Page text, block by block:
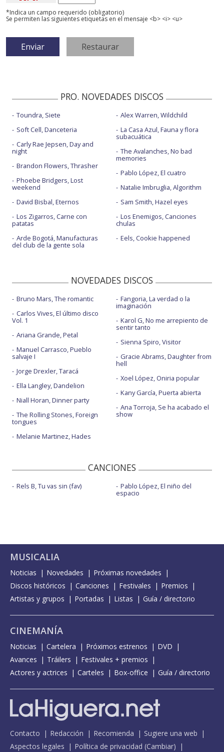
*Indica un campo requerido (obligatorio)
Se permiten las siguientes etiquetas en el mensaje <b> <i> <u>
PRO. NOVEDADES DISCOS
Toundra, Siete
Soft Cell, Danceteria
Carly Rae Jepsen, Day and
night
Brandon Flowers, Thrasher
Phoebe Bridgers, Lost
weekend
David Bisbal, Eternos
Los Zigarros, Carne con
patatas
Arde Bogotá, Manufacturas
del club de la gente sola
Alex Warren, Wildchild
La Casa Azul, Fauna y flora
subacuática
The Avalanches, No bad
memories
Pablo López, El cuatro
Natalie Imbruglia, Algorithm
Sam Smith, Hazel eyes
Los Enemigos, Canciones
chulas
Eels, Cookie happened
NOVEDADES DISCOS
Bruno Mars, The romantic
Carlos Vives, El último disco
Vol. 1
Ariana Grande, Petal
Manuel Carrasco, Pueblo
salvaje I
Jorge Drexler, Taracá
Ella Langley, Dandelion
Niall Horan, Dinner party
The Rolling Stones, Foreign
tongues
Melanie Martinez, Hades
Fangoria, La verdad o la
imaginación
Karol G, No me arrepiento de
sentir tanto
Sienna Spiro, Visitor
Gracie Abrams, Daughter from
hell
Xoel López, Oniria popular
Kany García, Puerta abierta
Ana Torroja, Se ha acabado el
show
CANCIONES
Rels B, Tu vas sin (fav) Pablo López, El niño del
espacio
MUSICALIA
Noticias Novedades
Próximas novedades
Discos históricos
Canciones Festivales
Premios
Artistas y grupos
Portadas Listas Guía / directorio
CINEMANÍA
Noticias Cartelera Próximos estrenos
DVD
Avances
Tráilers
Festivales + premios
Actores y actrices
Carteles Box-office Guía / directorio
Contacto Redacción Recomienda
Sugiere una web
Aspectos legales
Política de privacidad (Cambiar)